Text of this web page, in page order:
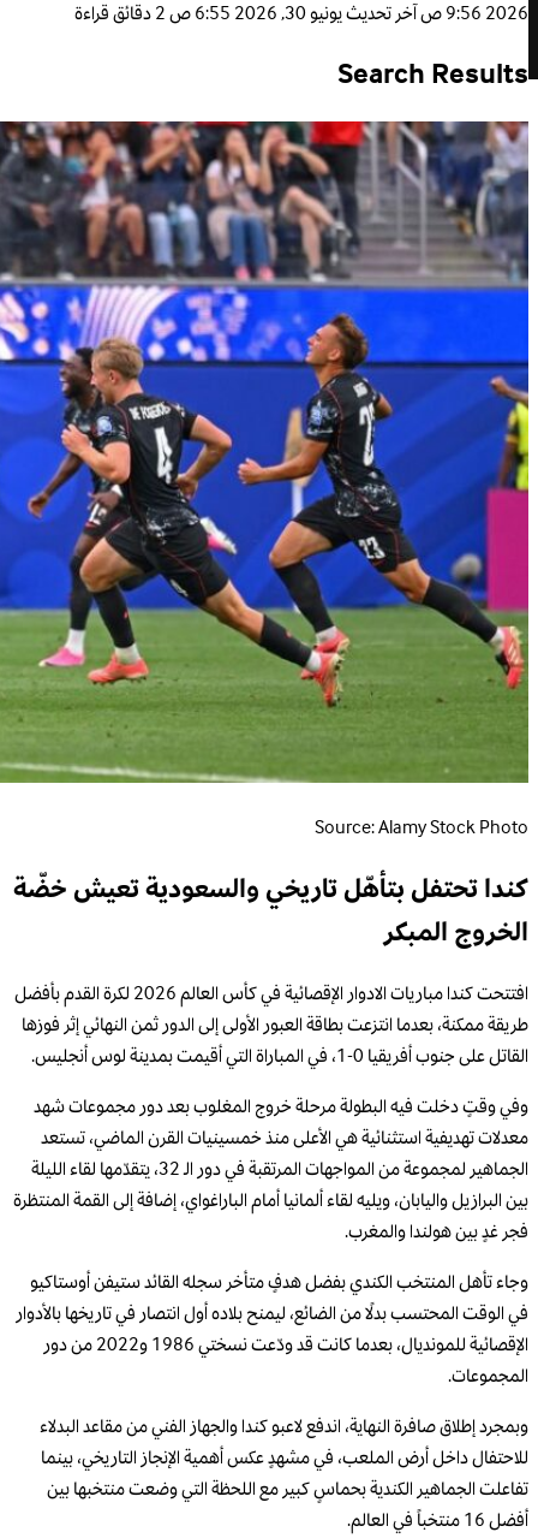
2026 9:56 ص
آخر تحديثيونيو 30, 2026 6:55 ص 2 دقائق قراءة
Search Results
Source: Alamy Stock Photo
كندا تحتفل بتأهّل تاريخي والسعودية تعيش خضّة
الخروج المبكر
افتتحت كندا مباريات الادوار الإقصائية في كأس العالم 2026 لكرة القدم بأفضل
طريقة ممكنة، بعدما انتزعت بطاقة العبور الأولى إلى الدور ثمن النهائي إثر فوزها
القاتل على جنوب أفريقيا 0-1، في المباراة التي أقيمت بمدينة لوس أنجليس.
وفي وقتٍ دخلت فيه البطولة مرحلة خروج المغلوب بعد دور مجموعات شهد
معدلات تهديفية استثنائية هي الأعلى منذ خمسينيات القرن الماضي، تستعد
الجماهير لمجموعة من المواجهات المرتقبة في دور الـ 32، يتقدّمها لقاء الليلة
بين البرازيل واليابان، ويليه لقاء ألمانيا أمام الباراغواي، إضافة إلى القمة المنتظرة
فجر غدٍ بين هولندا والمغرب.
وجاء تأهل المنتخب الكندي بفضل هدفٍ متأخر سجله القائد ستيفن أوستاكيو
في الوقت المحتسب بدلًا من الضائع، ليمنح بلاده أول انتصار في تاريخها بالأدوار
الإقصائية للمونديال، بعدما كانت قد ودّعت نسختي 1986 و2022 من دور
المجموعات.
وبمجرد إطلاق صافرة النهاية، اندفع لاعبو كندا والجهاز الفني من مقاعد البدلاء
للاحتفال داخل أرض الملعب، في مشهدٍ عكس أهمية الإنجاز التاريخي، بينما
تفاعلت الجماهير الكندية بحماسٍ كبير مع اللحظة التي وضعت منتخبها بين
أفضل 16 منتخباً في العالم.